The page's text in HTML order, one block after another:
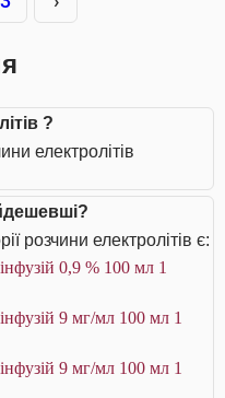
?
електролітів
розчини електролітів є:
0,9 % 100 мл 1
9 мг/мл 100 мл 1
9 мг/мл 100 мл 1